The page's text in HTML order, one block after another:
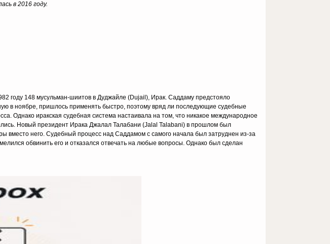
в 2016 году.
году 148 мусульман-шиитов в Дуджайле (Dujail), Ирак. Саддаму предстояло
в ноябре, пришлось применять быстро, поэтому вряд ли последующие судебные
Однако иракская судебная система настаивала на том, что никакое международное
Новый президент Ирака Джалал Талабани (Jalal Talabani) в прошлом был
вместо него. Судебный процесс над Саддамом с самого начала был затруднен из-за
обвинить его и отказался отвечать на любые вопросы. Однако был сделан